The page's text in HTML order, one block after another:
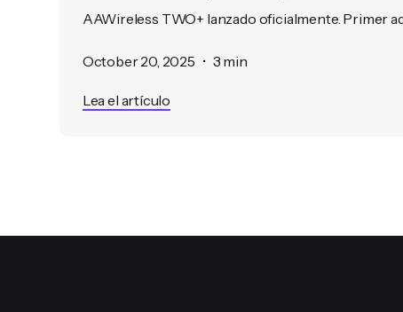
AAWireless TWO+ lanzado oficialmente. Primer
October 20, 2025 • 3 min
Lea el artículo